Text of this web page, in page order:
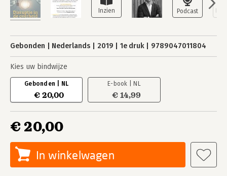
Gebonden Nederlands 2019 1e druk 9789047011804
Kies uw bindwijze
Gebonden | NL
€ 20,00
E-book | NL
€ 14,99
€ 20,00
In winkelwagen